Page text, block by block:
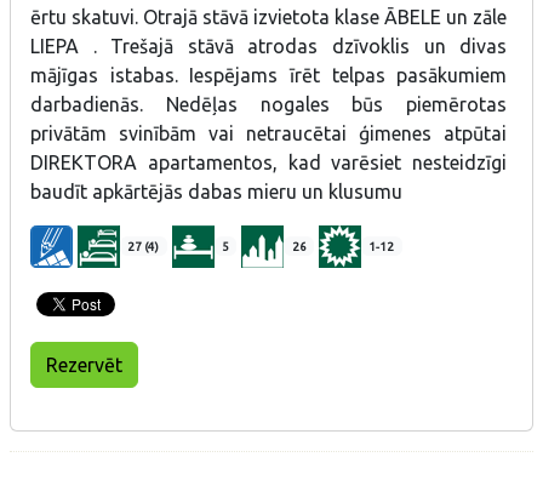
ērtu skatuvi. Otrajā stāvā izvietota klase ĀBELE un zāle
LIEPA . Trešajā stāvā atrodas dzīvoklis un divas
mājīgas istabas. Iespējams īrēt telpas pasākumiem
darbadienās. Nedēļas nogales būs piemērotas
privātām svinībām vai netraucētai ģimenes atpūtai
DIREKTORA apartamentos, kad varēsiet nesteidzīgi
baudīt apkārtējās dabas mieru un klusumu
27 (4) 5 26 1-12
Rezervēt